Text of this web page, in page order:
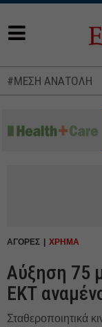
#ΜΕΣΗ ΑΝΑΤΟΛΗ
ΑΓΟΡΕΣ ΧΡΗΜΑ
Αύξηση 75
ΕΚΤ
Σταθεροποιητικά